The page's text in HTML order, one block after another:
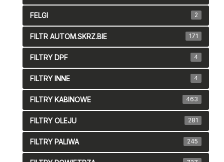
FELGI 2
FILTR AUTOM.SKRZ.BIE 171
FILTRY DPF 4
FILTRY INNE 4
FILTRY KABINOWE 463
FILTRY OLEJU 281
FILTRY PALIWA 245